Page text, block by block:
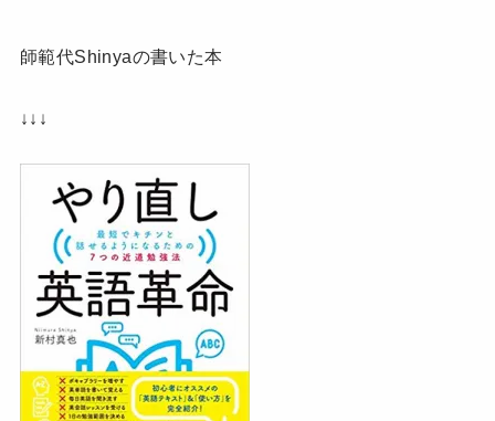
師範代Shinyaの書いた本
↓↓↓